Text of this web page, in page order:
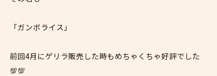
「ガンボライス」
前回4月にゲリラ販売した時もめちゃくちゃ好評でした
💯💯